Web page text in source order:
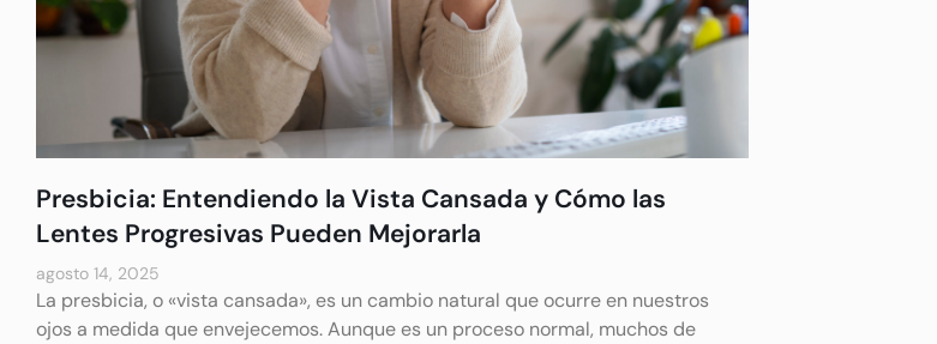
Presbicia: Entendiendo la Vista Cansada y Cómo las
Lentes Progresivas Pueden Mejorarla
agosto 14, 2025
La presbicia, o «vista cansada», es un cambio natural que ocurre en nuestros
ojos a medida que envejecemos. Aunque es un proceso normal, muchos de